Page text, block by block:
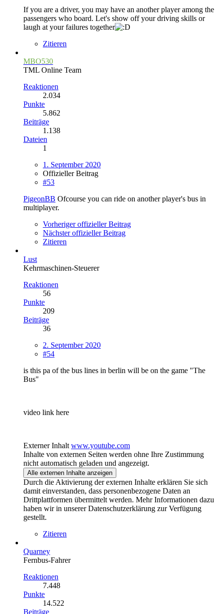
If you are a driver, you may have an another player among the
passengers who board. Let's show off your driving skills or
laugh at your failures together
Zitieren
MBO530
TML Online Team
Reaktionen
2.034
Punkte
5.862
Beiträge
1.138
Dateien
1
1. September 2020
Offizieller Beitrag
#53
PigeonBB Ofcourse you can ride on another player's bus in
multiplayer.
Vorheriger offizieller Beitrag
Nächster offizieller Beitrag
Zitieren
Lust
Kehrmaschinen-Steuerer
Reaktionen
56
Punkte
209
Beiträge
36
2. September 2020
#54
is this pa of the bus lines in berlin will be on the game "The
Bus"
video link here
Externer Inhalt www.youtube.com
Inhalte von externen Seiten werden ohne Ihre Zustimmung
nicht automatisch geladen und angezeigt.
Alle externen Inhalte anzeigen
Durch die Aktivierung der externen Inhalte erklären Sie sich
damit einverstanden, dass personenbezogene Daten an
Drittplattformen übermittelt werden. Mehr Informationen dazu
haben wir in unserer Datenschutzerklärung zur Verfügung
gestellt.
Zitieren
Quarney
Fernbus-Fahrer
Reaktionen
7.448
Punkte
14.522
Beiträge